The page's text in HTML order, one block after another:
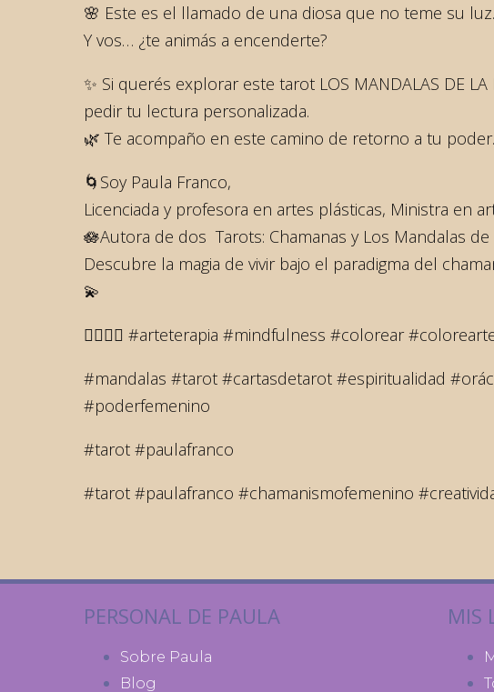
🌸 Este es el llamado de una diosa que no teme su luz.
Y vos… ¿te animás a encenderte?
✨ Si querés explorar este tarot LOS MANDALAS DE
pedir tu lectura personalizada.
🌿 Te acompaño en este camino de retorno a tu poder.
🌀Soy Paula Franco,
Licenciada y profesora en artes plásticas, Ministra en
🪷Autora de dos Tarots: Chamanas y Los Mandalas
Descubre la magia de vivir bajo el paradigma del
💫
💆‍♂️💆‍♀️ #arteterapia #mindfulness #colorear
#mandalas #tarot #cartasdetarot #espiritualidad
#poderfemenino
#tarot #paulafranco
#tarot #paulafranco #chamanismofemenino
PERSONAL DE PAULA
Sobre Paula
Blog
MIS